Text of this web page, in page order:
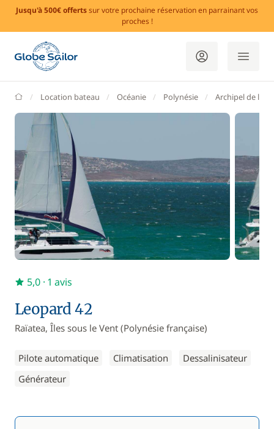
Jusqu'à 500€ offertssur votre prochaine réservation en parrainant vos
proches !
GlobeSailor
Location bateau Océanie Polynésie Archipel de la
Leopard 42
Raïatea, Îles sous le Vent (Polynésie française)
Pilote automatique Climatisation
Dessalinisateur
Générateur
5,0 · 1 avis